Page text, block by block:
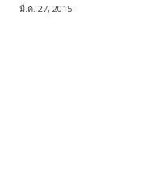
มี.ค. 27, 2015